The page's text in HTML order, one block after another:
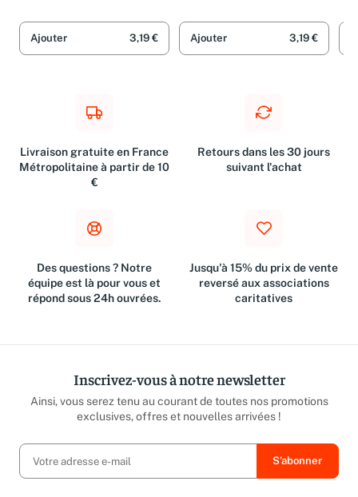
Ajouter 3,19 € Ajouter 3,19 €
Livraison gratuite en France
Métropolitaine à partir de 10
€
Retours dans les 30 jours
suivant l'achat
Des questions ? Notre
équipe est là pour vous et
répond sous 24h ouvrées.
Jusqu'à 15% du prix de vente
reversé aux associations
caritatives
Inscrivez-vous à notre newsletter
Ainsi, vous serez tenu au courant de toutes nos promotions
exclusives, offres et nouvelles arrivées !